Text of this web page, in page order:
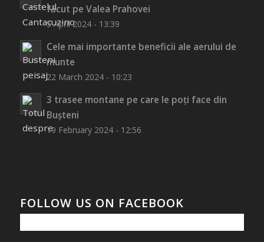
făcut pe Valea Prahovei
5 April 2024 - 13:39
Cele mai importante beneficii ale aerului de
munte
22 March 2024 - 10:23
3 trasee montane pe care le poți face din
Bușteni
19 February 2024 - 12:56
FOLLOW US ON FACEBOOK